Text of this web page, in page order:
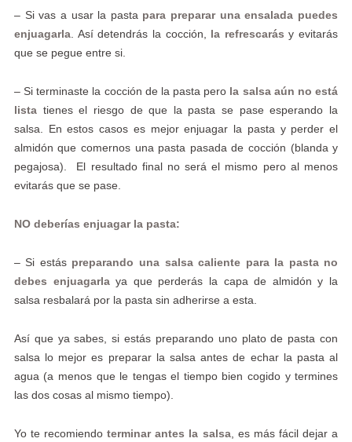
– Si vas a usar la pasta para preparar una ensalada puedes
enjuagarla. Así detendrás la cocción, la refrescarás y evitarás
que se pegue entre si.
– Si terminaste la cocción de la pasta pero la salsa aún no está
listatienes el riesgo de que la pasta se pase esperando la
salsa. En estos casos es mejor enjuagar la pasta y perder el
almidón que comernos una pasta pasada de cocción (blanda y
pegajosa). El resultado final no será el mismo pero al menos
evitarás que se pase.
NO deberías enjuagar la pasta:
– Si estás preparando una salsa caliente para la pasta no
debes enjuagarlaya que perderás la capa de almidón y la
salsa resbalará por la pasta sin adherirse a esta.
Así que ya sabes, si estás preparando uno plato de pasta con
salsa lo mejor es preparar la salsa antes de echar la pasta al
agua (a menos que le tengas el tiempo bien cogido y termines
las dos cosas al mismo tiempo).
Yo te recomiendoterminar antes la salsa, es más fácil dejar a